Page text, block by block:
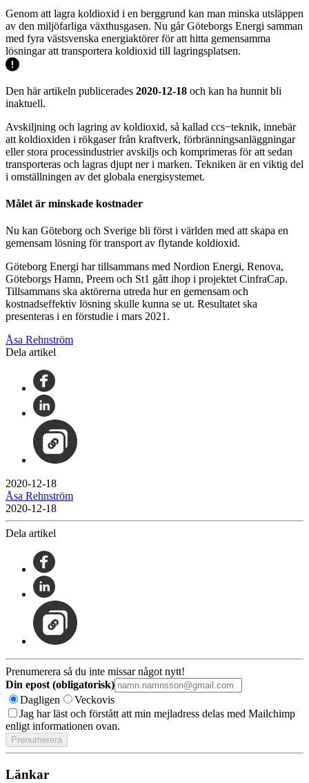
Genom att lagra koldioxid i en berggrund kan man minska utsläppen
av den miljöfarliga växthusgasen. Nu går Göteborgs Energi samman
med fyra västsvenska energiaktörer för att hitta gemensamma
lösningar att transportera koldioxid till lagringsplatsen.
Den här artikeln publicerades 2020-12-18 och kan ha hunnit bli
inaktuell.
Avskiljning och lagring av koldioxid, så kallad ccs−teknik, innebär
att koldioxiden i rökgaser från kraftverk, förbränningsanläggningar
eller stora processindustrier avskiljs och komprimeras för att sedan
transporteras och lagras djupt ner i marken. Tekniken är en viktig del
i omställningen av det globala energisystemet.
Målet är minskade kostnader
Nu kan Göteborg och Sverige bli först i världen med att skapa en
gemensam lösning för transport av flytande koldioxid.
Göteborg Energi har tillsammans med Nordion Energi, Renova,
Göteborgs Hamn, Preem och St1 gått ihop i projektet CinfraCap.
Tillsammans ska aktörerna utreda hur en gemensam och
kostnadseffektiv lösning skulle kunna se ut. Resultatet ska
presenteras i en förstudie i mars 2021.
Åsa Rehnström
Dela artikel
2020-12-18
Åsa Rehnström
2020-12-18
Dela artikel
Prenumerera så du inte missar något nytt!
Din epost (obligatorisk)
Dagligen
Veckovis
Jag har läst och förstått att min mejladress delas med Mailchimp
enligt informationen ovan.
Länkar